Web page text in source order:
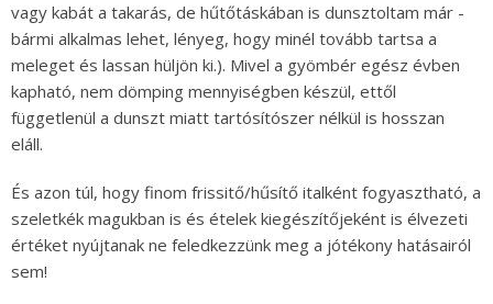
vagy kabát a takarás, de hűtőtáskában is dunsztoltam már -
bármi alkalmas lehet, lényeg, hogy minél tovább tartsa a
meleget és lassan hüljön ki.). Mivel a gyömbér egész évben
kapható, nem dömping mennyiségben készül, ettől
függetlenül a dunszt miatt tartósítószer nélkül is hosszan
eláll.
És azon túl, hogy finom frissitő/hűsítő italként fogyasztható, a
szeletkék magukban is és ételek kiegészítőjeként is élvezeti
értéket nyújtanak ne feledkezzünk meg a jótékony hatásairól
sem!